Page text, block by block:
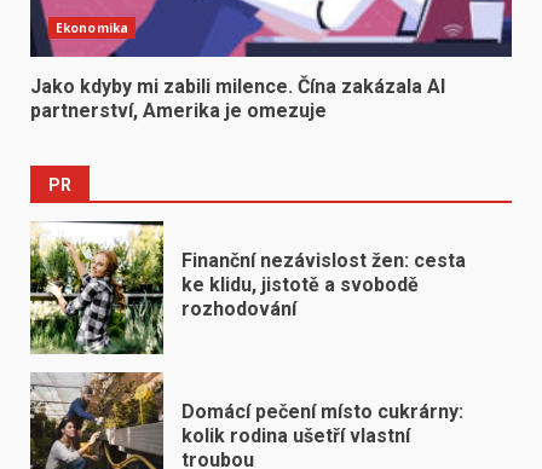
Ekonomika
Jako kdyby mi zabili milence. Čína zakázala AI
partnerství, Amerika je omezuje
PR
Finanční nezávislost žen: cesta
ke klidu, jistotě a svobodě
rozhodování
Domácí pečení místo cukrárny:
kolik rodina ušetří vlastní
troubou